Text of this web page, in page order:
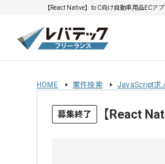
【React Native】to C向け自動車用品EC
HOME 案件検索 JavaScript求
募集終了 【React